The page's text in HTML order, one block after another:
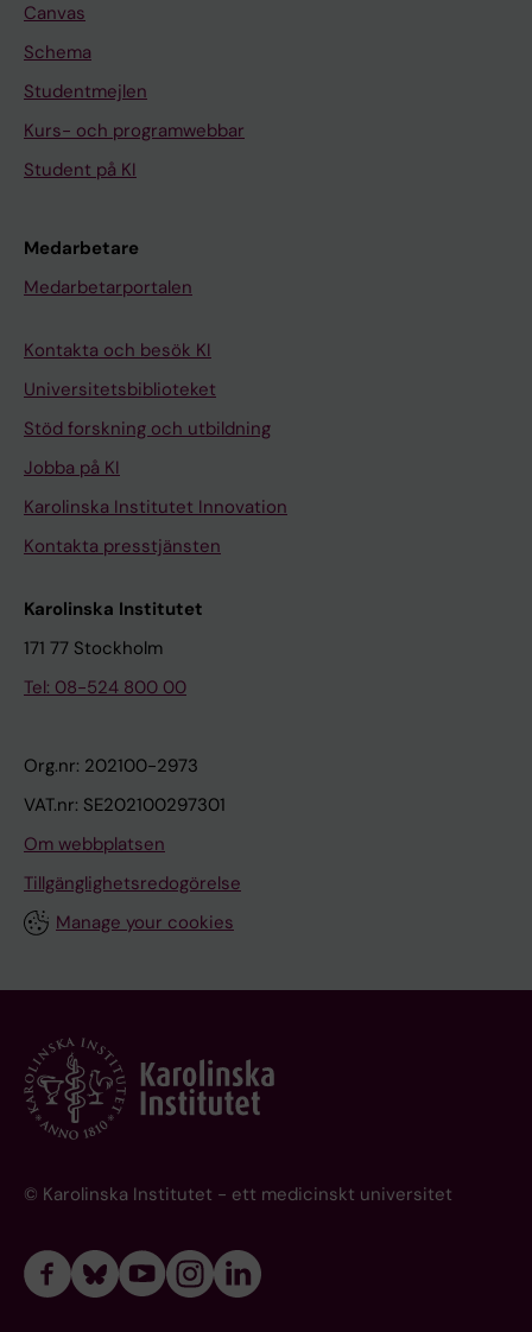
Canvas
Schema
Studentmejlen
Kurs- och programwebbar
Student på KI
Medarbetare
Medarbetarportalen
Kontakta och besök KI
Universitetsbiblioteket
Stöd forskning och utbildning
Jobba på KI
Karolinska Institutet Innovation
Kontakta presstjänsten
Karolinska Institutet
171 77 Stockholm
Tel: 08-524 800 00
Org.nr: 202100-2973
VAT.nr: SE202100297301
Om webbplatsen
Tillgänglighetsredogörelse
Manage your cookies
© Karolinska Institutet - ett medicinskt universitet